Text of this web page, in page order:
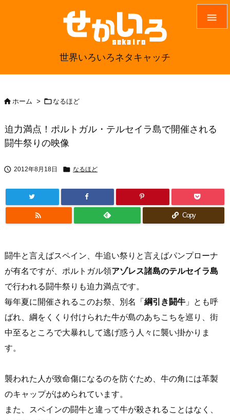
世界いろいろネタキャッチ

ホーム >  なるほど
迫力満点！ポルトガル・テルセイラ島で開催される
闘牛祭りの映像
 2012年8月18日  なるほど
 Copy
闘牛と言えばスペイン、牛追い祭りと言えばパンプローナ
が有名ですが、ポルトガル領アゾレス諸島のテルセイラ島
で行われる闘牛祭りも迫力満点です。
毎年夏に開催されるこのお祭、別名「 綱引き闘牛 」とも呼
ばれ、綱をくくり付けられた牛が島のあちこちを巡り、街
中至るところで大暴れして逃げ惑う人々に襲い掛かりま
す。
襲われた人が致命傷になるのを防ぐため、牛の角には革製
のキャップがはめられています。
また、スペインの闘牛と違って牛が殺されることはなく、